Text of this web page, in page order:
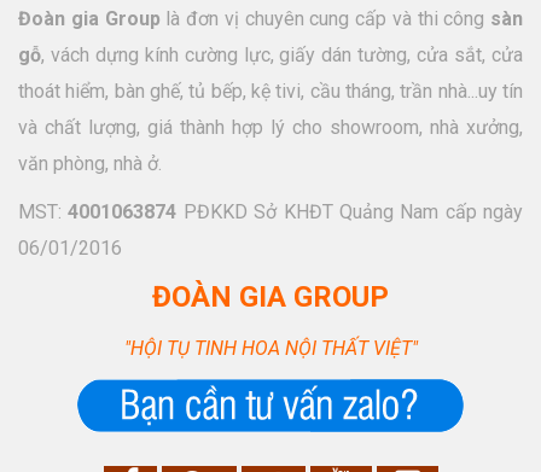
Đoàn gia Group là đơn vị chuyên cung cấp và thi công sàn
gỗ, vách dựng kính cường lực, giấy dán tường, cửa sắt, cửa
thoát hiểm, bàn ghế, tủ bếp, kệ tivi, cầu tháng, trần nhà...uy tín
và chất lượng, giá thành hợp lý cho showroom, nhà xưởng,
văn phòng, nhà ở.
MST:4001063874 PĐKKD Sở KHĐT Quảng Nam cấp ngày
06/01/2016
ĐOÀN GIA GROUP
"HỘI TỤ TINH HOA NỘI THẤT VIỆT"